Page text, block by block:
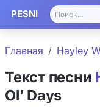
PESNI
Главная Hayley
Текст песни
Ol’ Days